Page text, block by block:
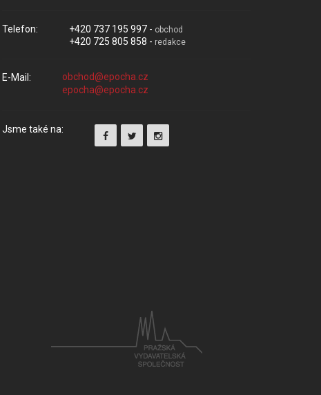
Telefon: +420 737 195 997 - obchod
+420 725 805 858 - redakce
E-Mail:
Jsme také na: